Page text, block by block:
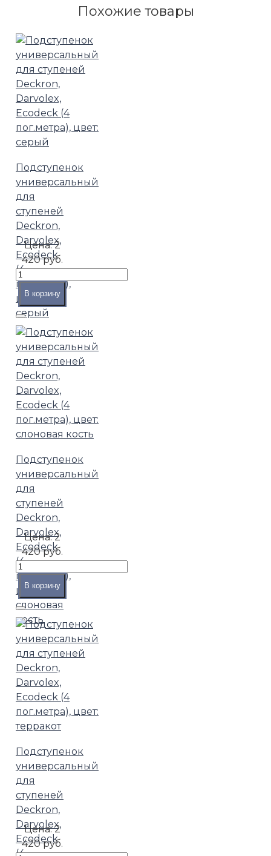
Похожие товары
Подступенок
универсальный
для
ступеней
Deckron,
Darvolex,
Ecodeck
(4
пог.метра),
цвет:
серый
Цена:2
420 руб.
В корзину
Подступенок
универсальный
для
ступеней
Deckron,
Darvolex,
Ecodeck
(4
пог.метра),
цвет:
слоновая
кость
Цена:2
420 руб.
В корзину
Подступенок
универсальный
для
ступеней
Deckron,
Darvolex,
Ecodeck
(4
Цена:2
420 руб.